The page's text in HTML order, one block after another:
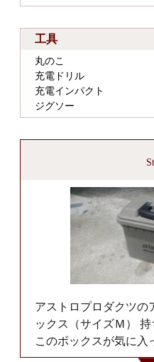
工具
丸のこ
充電ドリル
充電インパクト
ジグソー
アストロプロダクツの
ックス（サイズＭ）
このボックスが気に入